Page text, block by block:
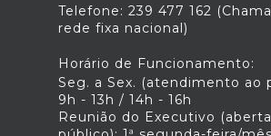
Telefone: 239 477 162
rede fixa nacional)
Horário de Funcionamento:
Seg. a Sex. (atendimento ao
9h - 13h / 14h - 16h
Reunião do Executivo